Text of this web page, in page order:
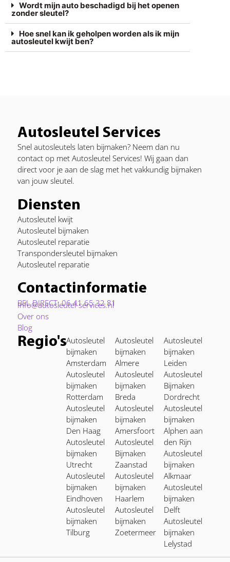
Wordt mijn auto beschadigd bij het openen
zonder sleutel?
Hoe snel kan ik geholpen worden als ik mijn
autosleutel kwijt ben?
Autosleutel Services
Snel autosleutels laten bijmaken? Neem dan nu
contact op met Autosleutel Services! Wij gaan dan
direct voor je aan de slag met het vakkundig bijmaken
van jouw sleutel.
Diensten
Autosleutel kwijt
Autosleutel bijmaken
Autosleutel reparatie
Transpondersleutel bijmaken
Autosleutel reparatie
Contactinformatie
BEL DIRECT: 06 41 65 32 81
Info@autosleutel-services.nl
Over ons
Blog
Regio'sAutosleutel
bijmaken
Amsterdam
Autosleutel
bijmaken
Rotterdam
Autosleutel
bijmaken
Den Haag
Autosleutel
bijmaken
Utrecht
Autosleutel
bijmaken
Eindhoven
Autosleutel
bijmaken
Tilburg
Autosleutel
bijmaken
Almere
Autosleutel
bijmaken
Breda
Autosleutel
bijmaken
Amersfoort
Autosleutel
Bijmaken
Zaanstad
Autosleutel
bijmaken
Haarlem
Autosleutel
bijmaken
Zoetermeer
Autosleutel
bijmaken
Leiden
Autosleutel
Bijmaken
Dordrecht
Autosleutel
bijmaken
Alphen aan
den Rijn
Autosleutel
bijmaken
Alkmaar
Autosleutel
bijmaken
Delft
Autosleutel
bijmaken
Lelystad